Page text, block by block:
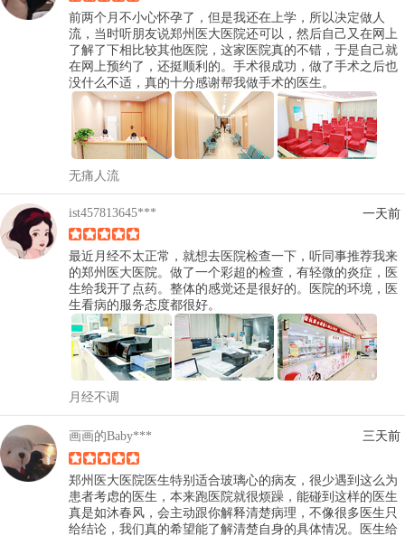
前两个月不小心怀孕了，但是我还在上学，所以决定做人
流，当时听朋友说郑州医大医院还可以，然后自己又在网上
了解了下相比较其他医院，这家医院真的不错，于是自己就
在网上预约了，还挺顺利的。手术很成功，做了手术之后也
没什么不适，真的十分感谢帮我做手术的医生。
无痛人流
ist457813645*** 一天前
最近月经不太正常，就想去医院检查一下，听同事推荐我来
的郑州医大医院。做了一个彩超的检查，有轻微的炎症，医
生给我开了点药。整体的感觉还是很好的。医院的环境，医
生看病的服务态度都很好。
月经不调
画画的Baby*** 三天前
郑州医大医院医生特别适合玻璃心的病友，很少遇到这么为
患者考虑的医生，本来跑医院就很烦躁，能碰到这样的医生
真是如沐春风，会主动跟你解释清楚病理，不像很多医生只
给结论，我们真的希望能了解清楚自身的具体情况。医生给